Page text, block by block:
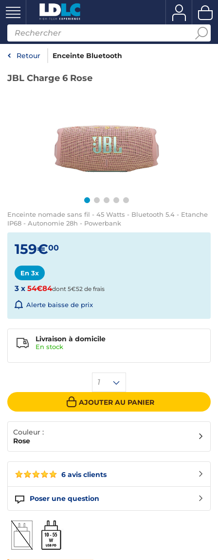
Retour Enceinte Bluetooth
JBL Charge 6 Rose
Enceinte nomade sans fil - 45 Watts - Bluetooth 5.4 - Etanche
IP68 - Autonomie 28h - Powerbank
6 avis clients
Poser une question
159€00
En 3x
3 x 54€84dont 5€52 de frais
Alerte baisse de prix
1
AJOUTER AU PANIER
Livraison à domicile
En stock
Couleur :
Rose